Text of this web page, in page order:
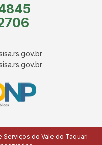
Serviços do Vale do Taquari -